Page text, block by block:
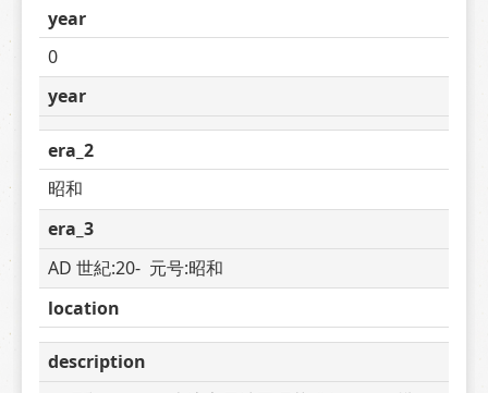
year
0
year
era_2
昭和
era_3
AD 世紀:20-  元号:昭和
location
description